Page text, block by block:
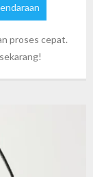
proses cepat.